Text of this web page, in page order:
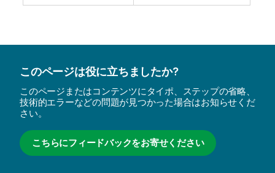
このページは役に立ちましたか?
このページまたはコンテンツにタイポ、ステップの省略、
技術的エラーなどの問題が見つかった場合はお知らせくだ
さい。
こちらにフィードバックをお寄せください